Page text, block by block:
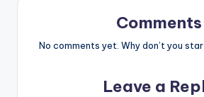
Comments
No comments yet. Why don’t you
Leave a